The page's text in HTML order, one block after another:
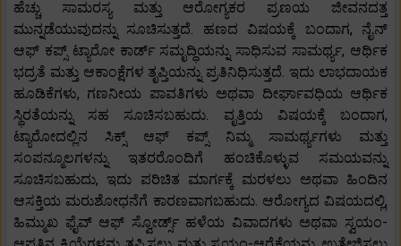
ಹೆಚ್ಚು ಸಾಮರಸ್ಯ ಮತ್ತು ಆರೋಗ್ಯಕರ ಪ್ರಣಯ ಜೀವನದತ್ತ
ಮುನ್ನಡೆಯುವುದನ್ನು ಸೂಚಿಸುತ್ತದೆ. ಹಣದ ವಿಷಯಕ್ಕೆ ಬಂದಾಗ, ನೈನ್
ಆಫ್ ಕಪ್ಸ್ ಟ್ಯಾರೋ ಕಾರ್ಡ್ ಸಮೃದ್ಧಿಯನ್ನು ಸಾಧಿಸುವ ಸಾಮರ್ಥ್ಯ, ಆರ್ಥಿಕ
ಭದ್ರತೆ ಮತ್ತು ಆಕಾಂಕ್ಷೆಗಳ ತೃಪ್ತಿಯನ್ನು ಪ್ರತಿನಿಧಿಸುತ್ತದೆ. ಇದು ಲಾಭದಾಯಕ
ಹೂಡಿಕೆಗಳು, ಗಣನೀಯ ಪಾವತಿಗಳು ಅಥವಾ ದೀರ್ಘಾವಧಿಯ ಆರ್ಥಿಕ
ಸ್ಥಿರತೆಯನ್ನು ಸಹ ಸೂಚಿಸಬಹುದು. ವೃತ್ತಿಯ ವಿಷಯಕ್ಕೆ ಬಂದಾಗ,
ಟ್ಯಾರೋದಲ್ಲಿನ ಸಿಕ್ಸ್ ಆಫ್ ಕಪ್ಸ್ ನಿಮ್ಮ ಸಾಮರ್ಥ್ಯಗಳು ಮತ್ತು
ಸಂಪನ್ಮೂಲಗಳನ್ನು ಇತರರೊಂದಿಗೆ ಹಂಚಿಕೊಳ್ಳುವ ಸಮಯವನ್ನು
ಸೂಚಿಸಬಹುದು, ಇದು ಪರಿಚಿತ ಮಾರ್ಗಕ್ಕೆ ಮರಳಲು ಅಥವಾ ಹಿಂದಿನ
ಆಸಕ್ತಿಯ ಮರುಶೋಧನೆಗೆ ಕಾರಣವಾಗಬಹುದು. ಆರೋಗ್ಯದ ವಿಷಯದಲ್ಲಿ,
ಹಿಮ್ಮುಖ ಫೈವ್ ಆಫ್ ಸ್ವೋರ್ಡ್ಸ್ ಹಳೆಯ ವಿವಾದಗಳು ಅಥವಾ ಸ್ವಯಂ-